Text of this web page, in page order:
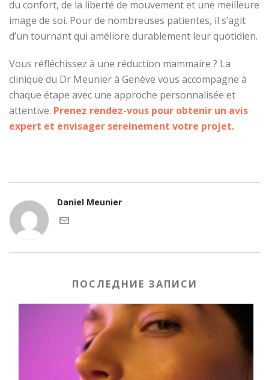
du confort, de la liberté de mouvement et une meilleure
image de soi. Pour de nombreuses patientes, il s’agit
d’un tournant qui améliore durablement leur quotidien.
Vous réfléchissez à une réduction mammaire ? La
clinique du Dr Meunier à Genève vous accompagne à
chaque étape avec une approche personnalisée et
attentive. Prenez rendez-vous pour obtenir un avis
expert et envisager sereinement votre projet.
Daniel Meunier
ПОСЛЕДНИЕ ЗАПИСИ